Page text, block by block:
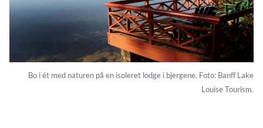
Bo i ét med naturen på en isoleret lodge i bjergene. Foto: Banff Lake
Louise Tourism.